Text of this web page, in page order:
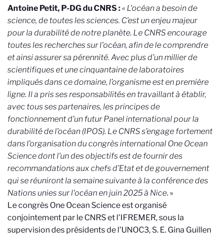
Antoine Petit, P-DG du CNRS :« L'océan a besoin de
science, de toutes les sciences. C’est un enjeu majeur
pour la durabilité de notre planète. Le CNRS encourage
toutes les recherches sur l'océan, afin de le comprendre
et ainsi assurer sa pérennité. Avec plus d’un millier de
scientifiques et une cinquantaine de laboratoires
impliqués dans ce domaine, l’organisme est en première
ligne. Il a pris ses responsabilités en travaillant à établir,
avec tous ses partenaires, les principes de
fonctionnement d’un futur Panel international pour la
durabilité de l’océan (IPOS). Le CNRS s’engage fortement
dans l’organisation du congrès international One Ocean
Science dont l’un des objectifs est de fournir des
recommandations aux chefs d’Etat et de gouvernement
qui se réuniront la semaine suivante à la conférence des
Nations unies sur l'océan en juin 2025 à Nice. »
Le congrès One Ocean Science est organisé
conjointement par le CNRS et l'IFREMER, sous la
supervision des présidents de l'UNOC3, S. E. Gina Guillen